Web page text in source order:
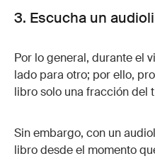
3. Escucha un
Por lo general, durante el
lado para otro; por ello,
libro solo una fracción del
Sin embargo, con un
libro desde el momento